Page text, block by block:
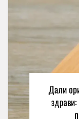
Дали